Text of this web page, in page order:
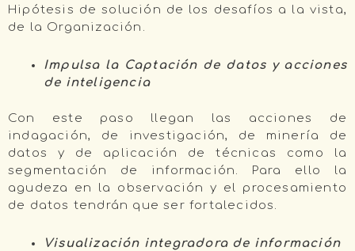
Hipótesis de solución de los desafíos a la vista,
de la Organización.
Impulsa la Captación de datos y acciones
de inteligencia
Con este paso llegan las acciones de
indagación, de investigación, de minería de
datos y de aplicación de técnicas como la
segmentación de información. Para ello la
agudeza en la observación y el procesamiento
de datos tendrán que ser fortalecidos.
Visualización integradora de información